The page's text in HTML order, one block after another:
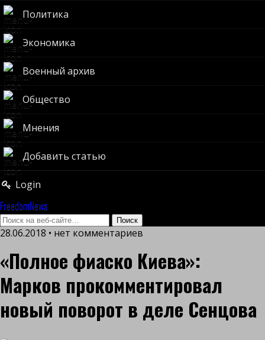
Политика
Экономика
Военный архив
Общество
Мнения
Добавить статью
Login
FreedomNews
28.06.2018 • нет комментариев
«Полное фиаско Киева»:
Марков прокомментировал
новый поворот в деле Сенцова